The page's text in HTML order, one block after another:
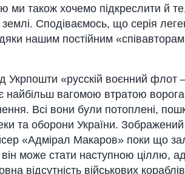
ми також хочемо підкреслити й
Сподіваємось, що серія
нашим постійним
Укрпошти «русскій воєнний флот
найбільш вагомою втратою
Всі вони були потоплені,
та оборони України. Зображений
«Адмірал Макаров» поки що
може стати наступною ціллю,
відсутність військових